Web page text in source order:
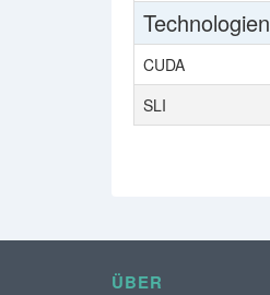
Technologien
CUDA
SLI
ÜBER